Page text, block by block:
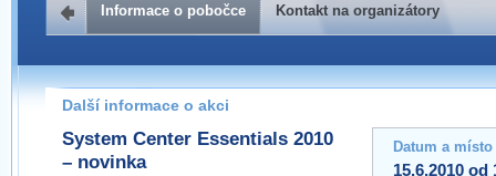
Kontakt na organizátory
Pokud máte jakýkoliv dotaz na organizátory této akce,
prosím neváhejte nás kontaktovat na e-mailu:
zlin@wug.cz
Informace o pobočce Kontakt na organizátory
Další informace o akci
System Center Essentials 2010
– novinka
Datum a
15.6.2010 od